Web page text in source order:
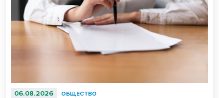
06.08.2026 ОБЩЕСТВО